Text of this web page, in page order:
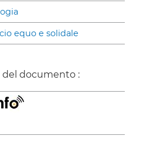
equo e solidale
del documento :